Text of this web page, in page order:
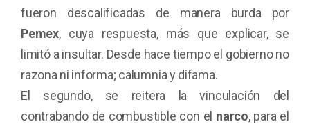
fueron descalificadas de manera burda por
Pemex, cuya respuesta, más que explicar, se
limitó a insultar. Desde hace tiempo el gobierno no
razona ni informa; calumnia y difama.
El segundo, se reitera la vinculación del
contrabando de combustible con el narco, para el